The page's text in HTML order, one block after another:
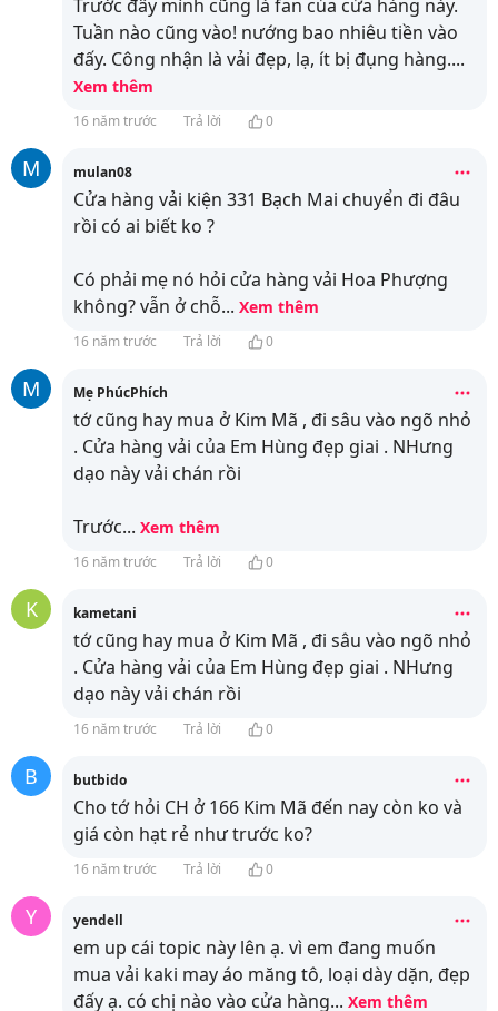
Trước đây mình cũng là fan của cửa hàng này.
Tuần nào cũng vào! nướng bao nhiêu tiền vào
đấy. Công nhận là vải đẹp, lạ, ít bị đụng hàng....
Xem thêm
16 năm trước Trả lời 0
M mulan08
Cửa hàng vải kiện 331 Bạch Mai chuyển đi đâu
rồi có ai biết ko ?
Có phải mẹ nó hỏi cửa hàng vải Hoa Phượng
không? vẫn ở chỗ... Xem thêm
16 năm trước Trả lời 0
M Mẹ PhúcPhích
tớ cũng hay mua ở Kim Mã , đi sâu vào ngõ nhỏ
. Cửa hàng vải của Em Hùng đẹp giai . NHưng
dạo này vải chán rồi
Trước... Xem thêm
16 năm trước Trả lời 0
K kametani
tớ cũng hay mua ở Kim Mã , đi sâu vào ngõ nhỏ
. Cửa hàng vải của Em Hùng đẹp giai . NHưng
dạo này vải chán rồi
16 năm trước Trả lời 0
B butbido
Cho tớ hỏi CH ở 166 Kim Mã đến nay còn ko và
giá còn hạt rẻ như trước ko?
16 năm trước Trả lời 0
Y yendell
em up cái topic này lên ạ. vì em đang muốn
mua vải kaki may áo măng tô, loại dày dặn, đẹp
đấy ạ. có chị nào vào cửa hàng... Xem thêm